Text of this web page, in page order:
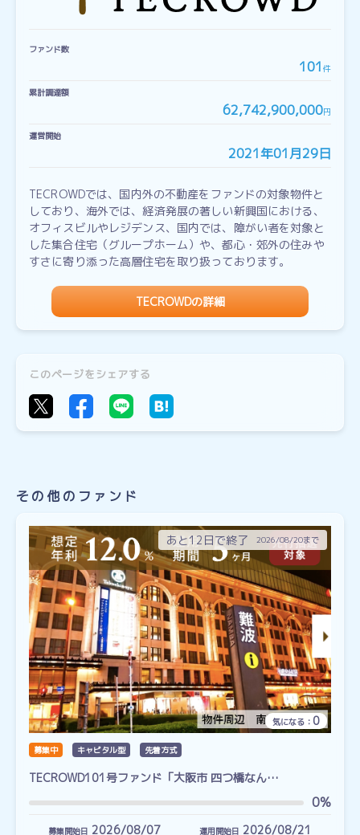
ファンド数
101 件
累計調達額
62,742,900,000円
運営開始
2021年01月29日
TECROWDでは、国内外の不動産をファンドの対象物件と
しており、海外では、経済発展の著しい新興国における、
オフィスビルやレジデンス、国内では、障がい者を対象と
した集合住宅（グループホーム）や、都心・郊外の住みや
すさに寄り添った高層住宅を取り扱っております。
TECROWDの詳細
このページをシェアする
その他のファンド
あと12日で終了 2026/08/20まで
気になる： 0
募集中 キャピタル型 先着方式
TECROWD101号ファンド「大阪市 四つ橋なん…
0%
募集開始日 2026/08/07 運用開始日 2026/08/21